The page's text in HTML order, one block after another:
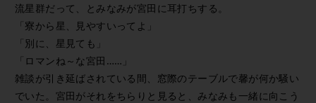
流星群だって、とみなみが宮田に耳打ちする。
「寮から星、見やすいってよ」
「別に、星見ても」
「ロマンね～な宮田……」
雑談が引き延ばされている間、窓際のテーブルで馨が何か騒い
でいた。宮田がそれをちらりと見ると、みなみも一緒に向こう